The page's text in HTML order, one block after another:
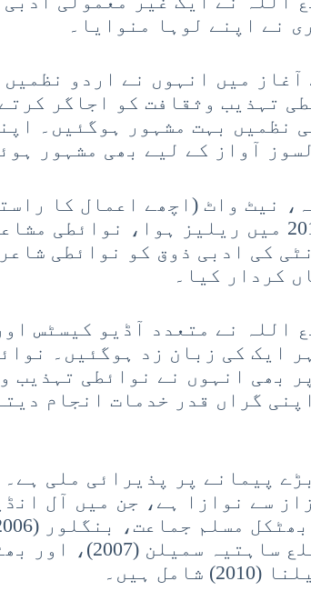
نے اپنے لوہا منوایا۔
آغاز میں انہوں نے اردو نظمیں
تہذیب وثقافت کو اجاگر
نظمیں بہت مشہور ہوگئیں۔
آواز کے لیے بھی مشہور
نیٹ واٹ (اچھے اعمال کا
آڈیو سی ڈی کے ساتھ 2012 میں ریلیز ہوا،
کی ادبی ذوق کو نوائطی
کردار کیا۔
اللہ نے متعدد آڈیو کیسٹس
ایک کی زبان زد ہوگئیں۔
بھی انہوں نے نوائطی تہذیب
گراں قدر خدمات انجام
پیمانے پر پذیرائی ملی ہے۔
سے نوازا ہے، جن میں آل
بھٹکل میں اترا کنڑ ضلع ساہتیہ سمیلن
ہیں۔